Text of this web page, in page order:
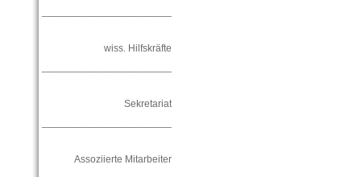
wiss. Hilfskräfte
Sekretariat
Assoziierte Mitarbeiter